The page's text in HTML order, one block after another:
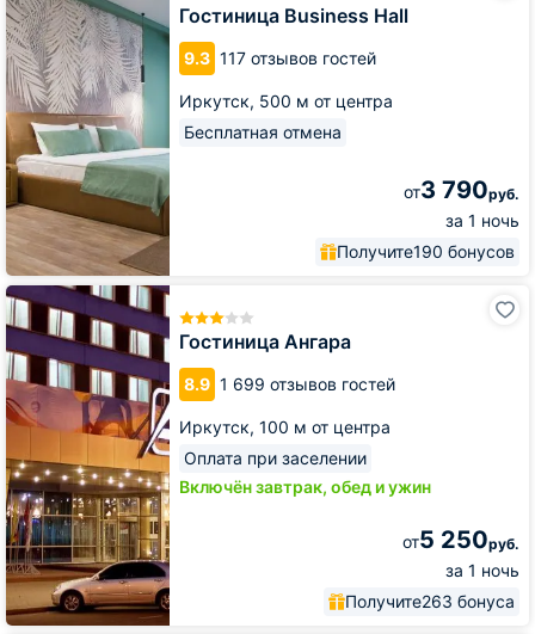
Гостиница Business Hall
9.3 117 отзывов гостей
Иркутск, 500 м от центра
Бесплатная отмена
от3 790руб.
за 1 ночь
Получите190 бонусов
Hall
Гостиница Ангара
8.9 1 699 отзывов гостей
Иркутск, 100 м от центра
Оплата при заселении
Включён завтрак, обед и ужин
от5 250руб.
за 1 ночь
Получите263 бонуса
Гостиница
Ангара